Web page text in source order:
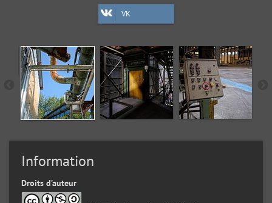
VK
Information
Droits d’auteur